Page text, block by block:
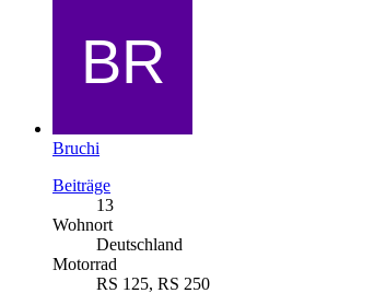
Bruchi
Beiträge
13
Wohnort
Deutschland
Motorrad
RS 125, RS 250